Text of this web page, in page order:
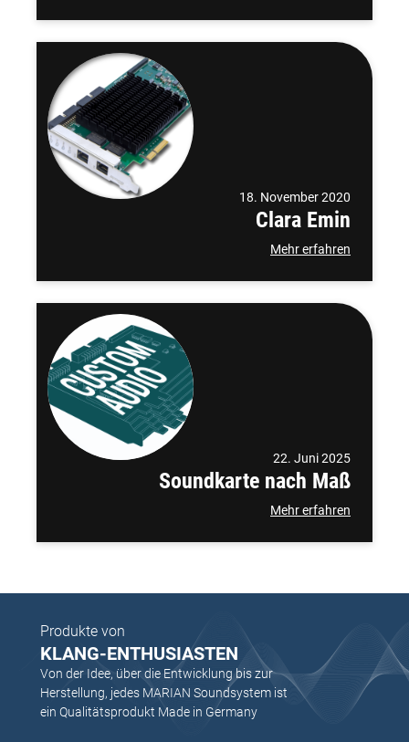
18. November 2020
Clara Emin
Mehr erfahren
22. Juni 2025
Soundkarte nach Maß
Mehr erfahren
Produkte von
KLANG-ENTHUSIASTEN
Von der Idee, über die Entwicklung bis zur
Herstellung, jedes MARIAN Soundsystem ist
ein Qualitätsprodukt Made in Germany